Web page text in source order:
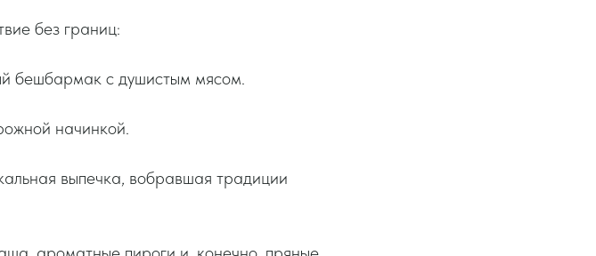
без границ:
бешбармак с душистым мясом.
начинкой.
выпечка, вобравшая традиции